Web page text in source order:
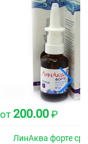
от 200.00 ₽
ЛинАква форте